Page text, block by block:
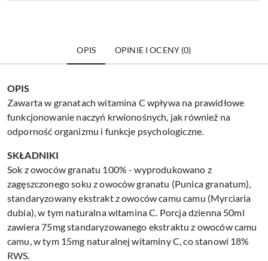
OPIS OPINIE I OCENY (0)
OPIS
Zawarta w granatach witamina C wpływa na prawidłowe
funkcjonowanie naczyń krwionośnych, jak również na
odporność organizmu i funkcje psychologiczne.
SKŁADNIKI
Sok z owoców granatu 100% - wyprodukowano z
zagęszczonego soku z owoców granatu (Punica granatum),
standaryzowany ekstrakt z owoców camu camu (Myrciaria
dubia), w tym naturalna witamina C. Porcja dzienna 50ml
zawiera 75mg standaryzowanego ekstraktu z owoców camu
camu, w tym 15mg naturalnej witaminy C, co stanowi 18%
RWS.